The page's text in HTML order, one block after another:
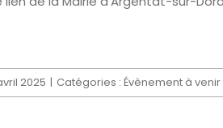
2025 | Catégories : Évènement à venir